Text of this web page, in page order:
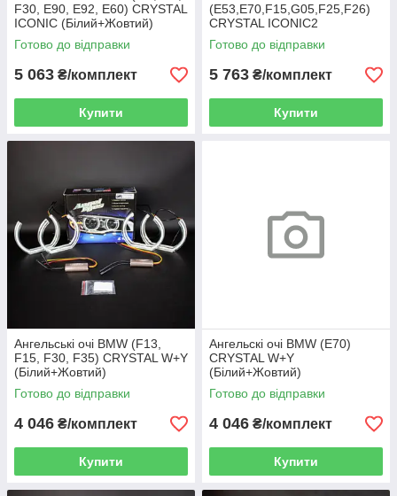
F30, E90, E92, E60) CRYSTAL
ICONIC (Білий+Жовтий)
Готово до відправки
5 063 ₴/комплект
Купити
(E53,E70,F15,G05,F25,F26)
CRYSTAL ICONIC2
(Білий+Жовтий)
Готово до відправки
5 763 ₴/комплект
Купити
Ангельські очі BMW (F13,
F15, F30, F35) CRYSTAL W+Y
(Білий+Жовтий)
Готово до відправки
4 046 ₴/комплект
Купити
Ангельскі очі BMW (E70)
CRYSTAL W+Y
(Білий+Жовтий)
Готово до відправки
4 046 ₴/комплект
Купити